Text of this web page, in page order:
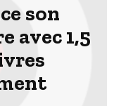
son
avec 1,5